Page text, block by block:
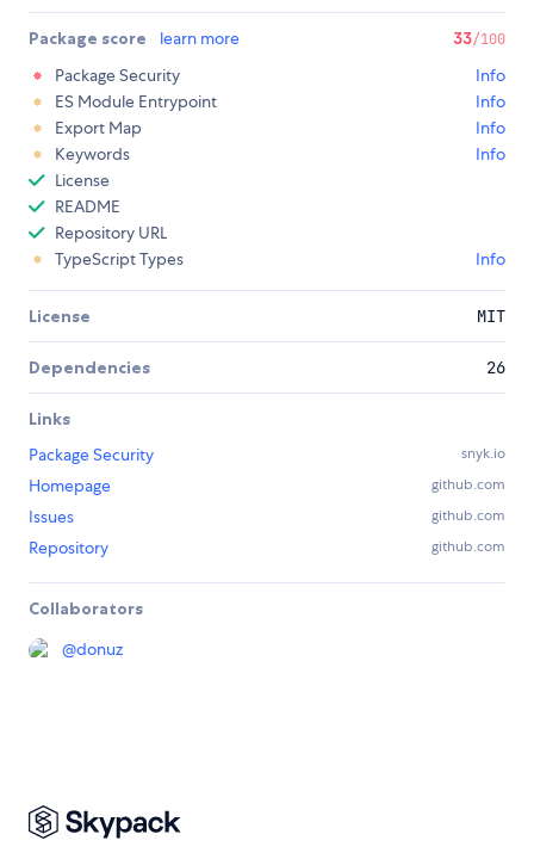
Package score learn more 33/100
Package Security
Info
ES Module Entrypoint
Info
Export Map
Info
Keywords
Info
License
README
Repository URL
TypeScript Types
Info
License MIT
Dependencies 26
Links
Package Security
snyk.io
Homepage github.com
Issues github.com
Repository github.com
Collaborators
@donuz